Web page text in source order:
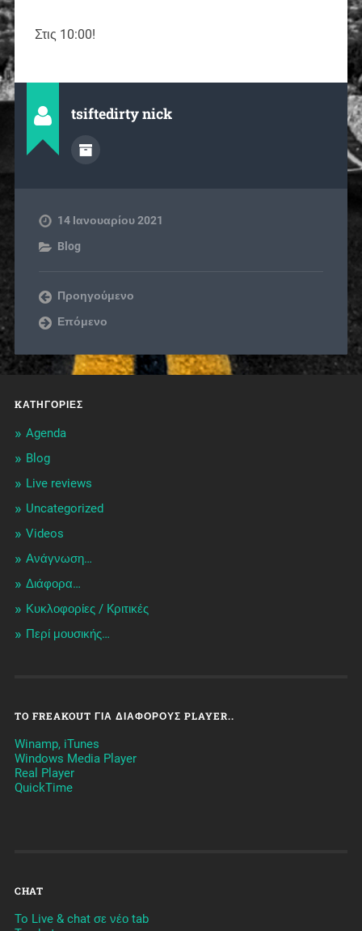
Στις 10:00!
tsiftedirty nick
14 Ιανουαρίου 2021
Blog
Προηγούμενο
Επόμενο
KΑΤΗΓΟΡΊΕΣ
Agenda
Blog
Live reviews
Uncategorized
Videos
Ανάγνωση…
Διάφορα…
Κυκλοφορίες / Kριτικές
Περί μουσικής…
TO FREAKOUT ΓΙΑ ΔΙΆΦΟΡΟΥΣ PLAYER..
Winamp, iTunes
Windows Media Player
Real Player
QuickTime
CHAT
To Live & chat σε νέο tab